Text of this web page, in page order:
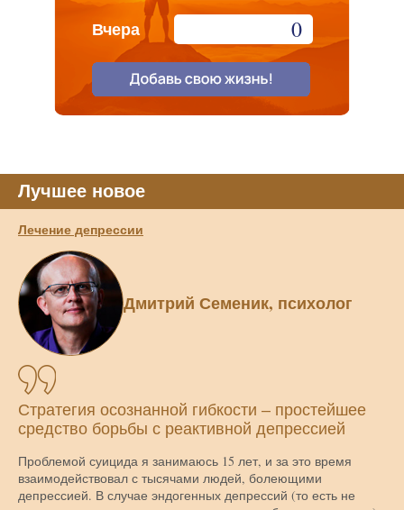
Вчера 0
Лучшее новое
Лечение депрессии
Дмитрий Семеник, психолог
Стратегия осознанной гибкости – простейшее
средство борьбы с реактивной депрессией
Проблемой суицида я занимаюсь 15 лет, и за это время
взаимодействовал с тысячами людей, болеющими
депрессией. В случае эндогенных депрессий (то есть не